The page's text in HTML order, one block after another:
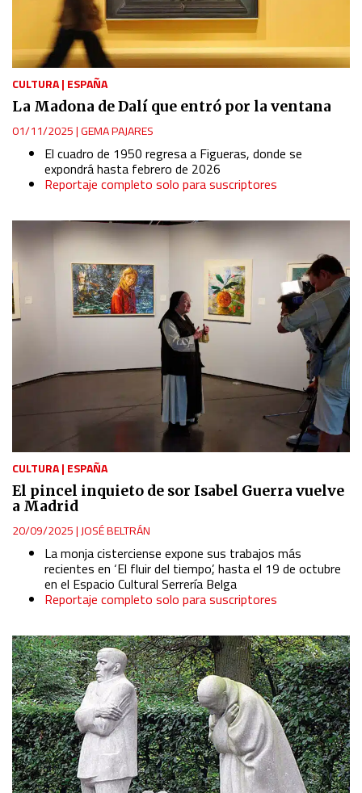
CULTURA| ESPAÑA
La Madona de Dalí que entró por la ventana
01/11/2025|GEMA PAJARES
El cuadro de 1950 regresa a Figueras, donde se
expondrá hasta febrero de 2026
Reportaje completo solo para suscriptores
CULTURA| ESPAÑA
El pincel inquieto de sor Isabel Guerra vuelve
a Madrid
20/09/2025| JOSÉ BELTRÁN
La monja cisterciense expone sus trabajos más
recientes en ‘El fluir del tiempo’, hasta el 19 de octubre
en el Espacio Cultural Serrería Belga
Reportaje completo solo para suscriptores